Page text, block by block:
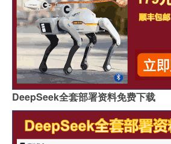
DeepSeek全套部署资料免费下载